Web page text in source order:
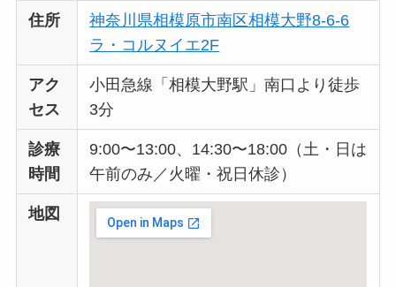
住所
神奈川県相模原市南区相模大野8-6-6
ラ・コルヌイエ2F
アク
セス
小田急線「相模大野駅」南口より徒歩
3分
診療
時間
9:00〜13:00、14:30〜18:00（土・日は
午前のみ／火曜・祝日休診）
地図